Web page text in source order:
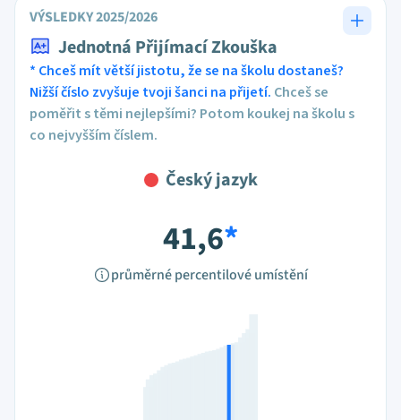
VÝSLEDKY 2025/2026
Jednotná Přijímací Zkouška
* Chceš mít větší jistotu, že se na školu dostaneš?
Nižší číslo zvyšuje tvoji šanci na přijetí. Chceš se
poměřit s těmi nejlepšími? Potom koukej na školu s
co nejvyšším číslem.
Český jazyk
41,6*
průměrné percentilové umístění